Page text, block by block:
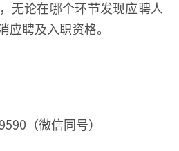
无论在哪个环节发现应聘人
应聘及入职资格。
（微信同号）